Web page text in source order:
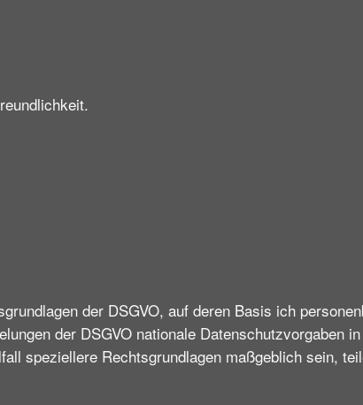
der DSGVO, auf deren Basis ich
der DSGVO nationale Datenschutzvorgaben
speziellere Rechtsgrundlagen maßgeblich sein,